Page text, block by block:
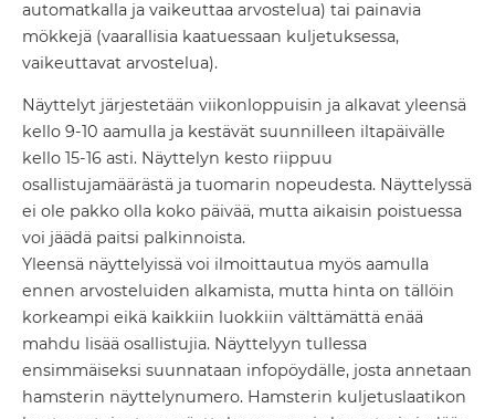
automatkalla ja vaikeuttaa arvostelua) tai painavia
mökkejä (vaarallisia kaatuessaan kuljetuksessa,
vaikeuttavat arvostelua).
Näyttelyt järjestetään viikonloppuisin ja alkavat yleensä
kello 9-10 aamulla ja kestävät suunnilleen iltapäivälle
kello 15-16 asti. Näyttelyn kesto riippuu
osallistujamäärästä ja tuomarin nopeudesta. Näyttelyssä
ei ole pakko olla koko päivää, mutta aikaisin poistuessa
voi jäädä paitsi palkinnoista.
Yleensä näyttelyissä voi ilmoittautua myös aamulla
ennen arvosteluiden alkamista, mutta hinta on tällöin
korkeampi eikä kaikkiin luokkiin välttämättä enää
mahdu lisää osallistujia. Näyttelyyn tullessa
ensimmäiseksi suunnataan infopöydälle, josta annetaan
hamsterin näyttelynumero. Hamsterin kuljetuslaatikon